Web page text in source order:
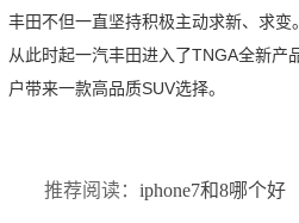
丰田不但一直坚持积极主动求新、求
从此时起一汽丰田进入了TNGA全新产
户带来一款高品质SUV选择。
推荐阅读：iphone7和8哪个好